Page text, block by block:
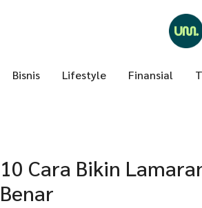
Bisnis Lifestyle Finansial
10 Cara Bikin
Benar